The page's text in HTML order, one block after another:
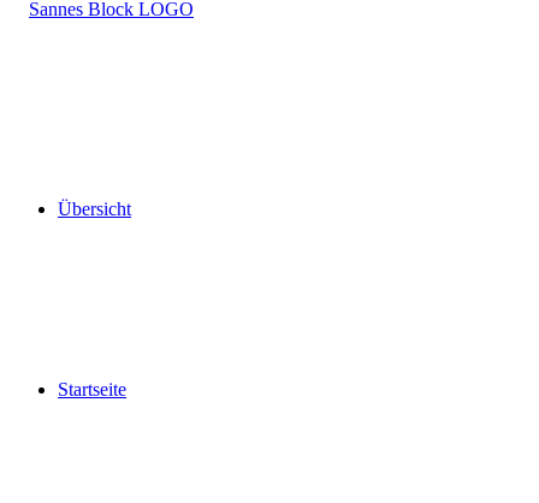
LOGO
Übersicht
Startseite